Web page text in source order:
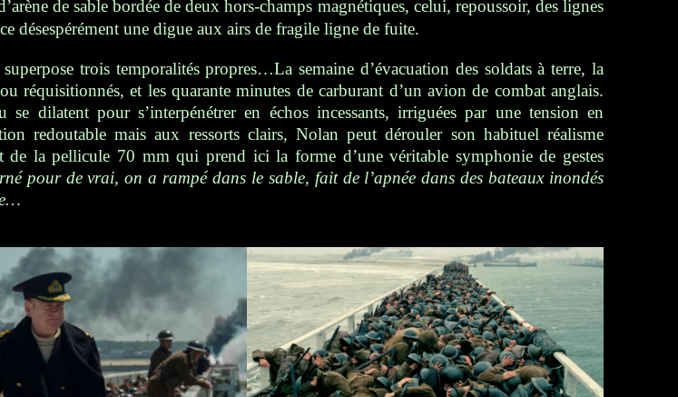
de sable bordée de deux hors-champs magnétiques, celui, repoussoir, des lignes
désespérément une digue aux airs de fragile ligne de fuite.
trois temporalités propres…La semaine d’évacuation des soldats à terre, la
réquisitionnés, et les quarante minutes de carburant d’un avion de combat anglais.
se dilatent pour s’interpénétrer en échos incessants, irriguées par une tension en
redoutable mais aux ressorts clairs, Nolan peut dérouler son habituel réalisme
de la pellicule 70 mm qui prend ici la forme d’une véritable symphonie de gestes
pour de vrai,on a rampé dans le sable, fait de l’apnée dans des bateaux inondés